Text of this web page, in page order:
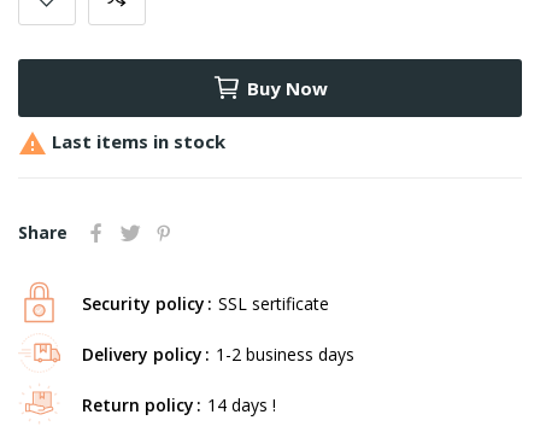
Buy Now
 Last items in stock
Share
Security policy SSL sertificate
Delivery policy 1-2 business days
Return policy 14 days !